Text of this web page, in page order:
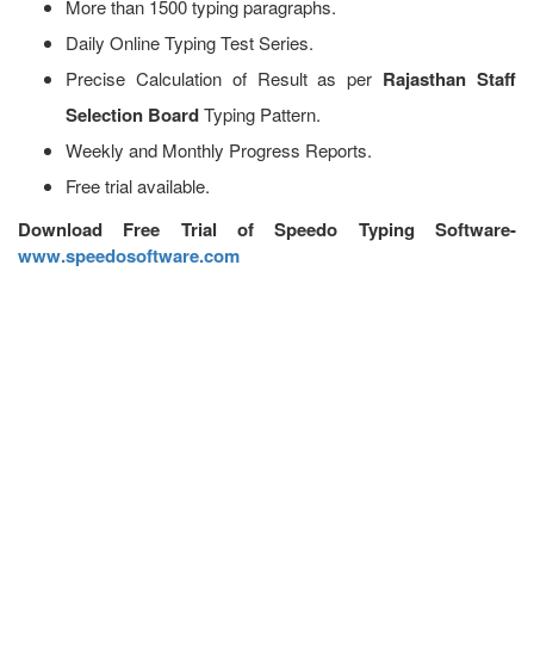
More than 1500 typing paragraphs.
Daily Online Typing Test Series.
Precise Calculation of Result as per Rajasthan Staff
Selection BoardTyping Pattern.
Weekly and Monthly Progress Reports.
Free trial available.
Download Free Trial of Speedo Typing Software-
www.speedosoftware.com